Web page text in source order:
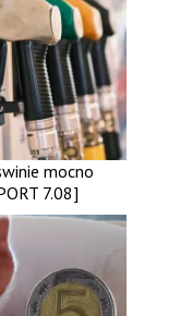
mocno
7.08]